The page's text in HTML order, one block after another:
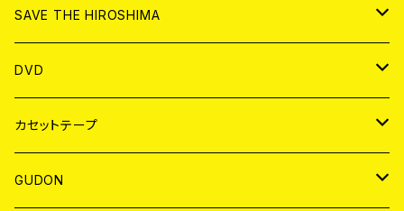
ANALOG
CD
ANALOG
SAVE THE HIROSHIMA
アパレル
BADGE
DVD
JAPAN
WORLD
カセットテープ
JAPAN
GUDON